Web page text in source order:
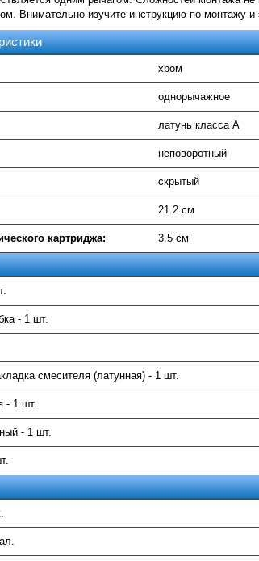
Внимательно изучите инструкцию по монтажу и
хром
однорычажное
латунь класса А
неповоротный
скрытый
21.2 см
картриджа: 3.5 см
- 1 шт.
смесителя (латунная) - 1 шт.
- 1 шт.
- 1 шт.